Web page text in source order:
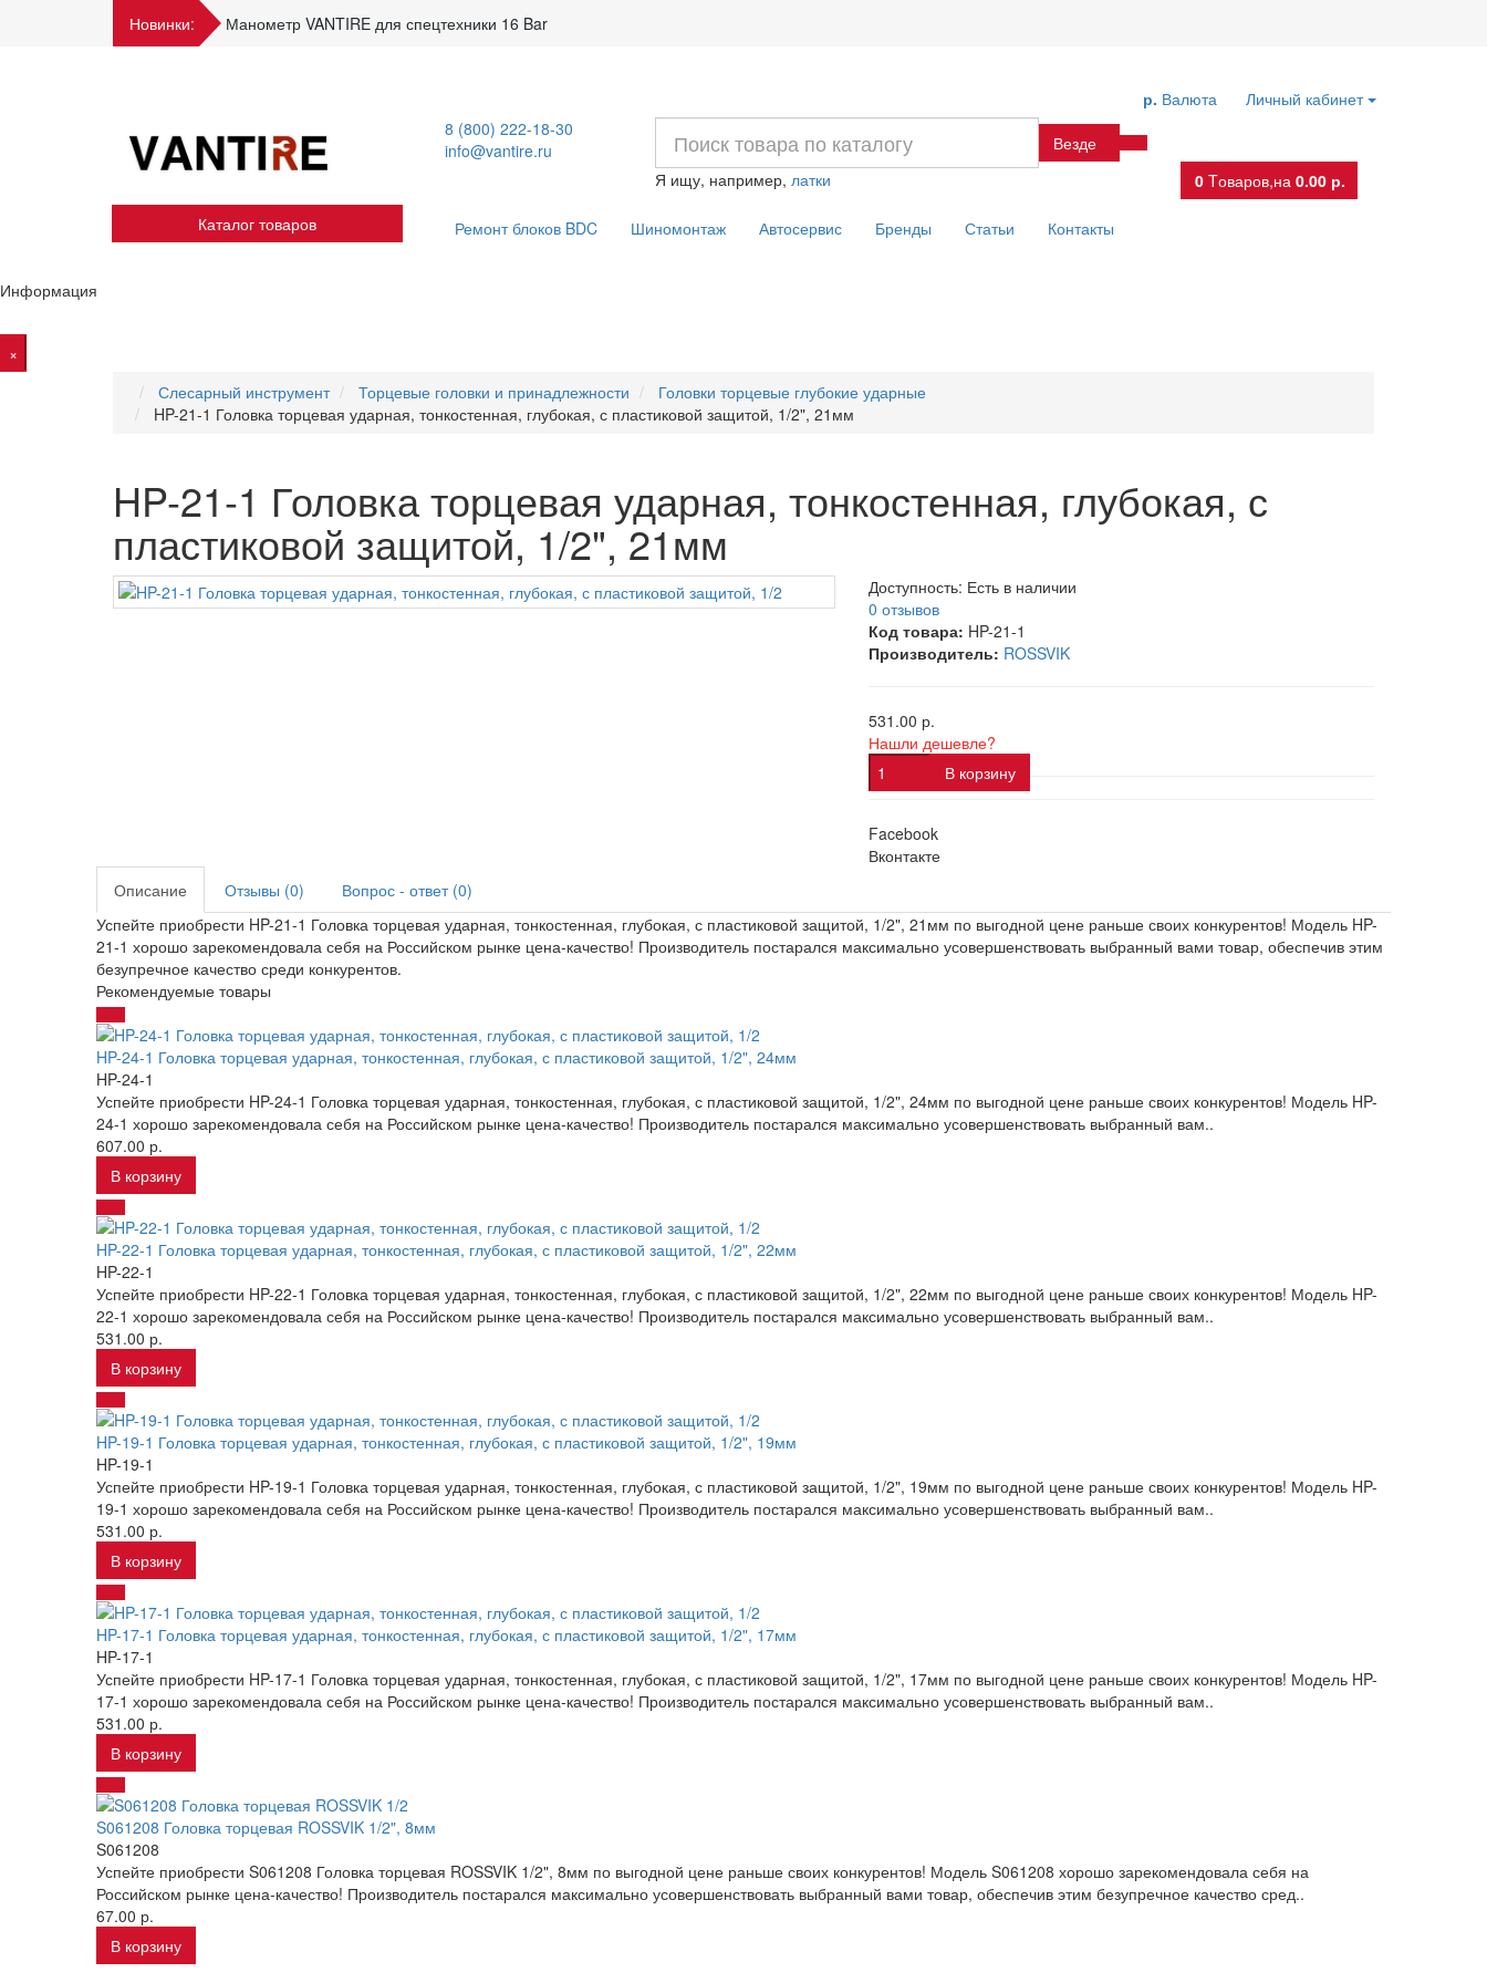
Новинки: Манометр VANTIRE для спецтехники 16 Bar
Личный кабинет
р. Валюта
8 (800) 222-18-30
info@vantire.ru
Везде
Я ищу, например, латки 0 Tоваров,на 0.00 р.
Каталог товаров
Ремонт блоков BDC Шиномонтаж Автосервис Бренды Статьи Контакты
Информация
×
Слесарный инструмент
Торцевые головки и принадлежности
Головки торцевые глубокие ударные
HP-21-1 Головка торцевая ударная, тонкостенная, глубокая, с пластиковой защитой, 1/2", 21мм
HP-21-1 Головка торцевая ударная, тонкостенная, глубокая, с
пластиковой защитой, 1/2", 21мм
Доступность: Есть в наличии
0 отзывов
Код товара: HP-21-1
Производитель: ROSSVIK
531.00 р.
Нашли дешевле?
В корзину
Facebook
Вконтакте
Описание
Отзывы (0)
Вопрос - ответ (0)
Успейте приобрести HP-21-1 Головка торцевая ударная, тонкостенная, глубокая, с пластиковой защитой, 1/2", 21мм по выгодной цене раньше своих конкурентов! Модель HP-
21-1 хорошо зарекомендовала себя на Российском рынке цена-качество! Производитель постарался максимально усовершенствовать выбранный вами товар, обеспечив этим
безупречное качество среди конкурентов.
Рекомендуемые товары
HP-24-1 Головка торцевая ударная, тонкостенная, глубокая, с пластиковой защитой, 1/2", 24мм
HP-24-1
Успейте приобрести HP-24-1 Головка торцевая ударная, тонкостенная, глубокая, с пластиковой защитой, 1/2", 24мм по выгодной цене раньше своих конкурентов! Модель HP-
24-1 хорошо зарекомендовала себя на Российском рынке цена-качество! Производитель постарался максимально усовершенствовать выбранный вам..
607.00 р.
В корзину
HP-22-1 Головка торцевая ударная, тонкостенная, глубокая, с пластиковой защитой, 1/2", 22мм
HP-22-1
Успейте приобрести HP-22-1 Головка торцевая ударная, тонкостенная, глубокая, с пластиковой защитой, 1/2", 22мм по выгодной цене раньше своих конкурентов! Модель HP-
22-1 хорошо зарекомендовала себя на Российском рынке цена-качество! Производитель постарался максимально усовершенствовать выбранный вам..
531.00 р.
В корзину
HP-19-1 Головка торцевая ударная, тонкостенная, глубокая, с пластиковой защитой, 1/2", 19мм
HP-19-1
Успейте приобрести HP-19-1 Головка торцевая ударная, тонкостенная, глубокая, с пластиковой защитой, 1/2", 19мм по выгодной цене раньше своих конкурентов! Модель HP-
19-1 хорошо зарекомендовала себя на Российском рынке цена-качество! Производитель постарался максимально усовершенствовать выбранный вам..
531.00 р.
В корзину
HP-17-1 Головка торцевая ударная, тонкостенная, глубокая, с пластиковой защитой, 1/2", 17мм
HP-17-1
Успейте приобрести HP-17-1 Головка торцевая ударная, тонкостенная, глубокая, с пластиковой защитой, 1/2", 17мм по выгодной цене раньше своих конкурентов! Модель HP-
17-1 хорошо зарекомендовала себя на Российском рынке цена-качество! Производитель постарался максимально усовершенствовать выбранный вам..
531.00 р.
В корзину
S061208 Головка торцевая ROSSVIK 1/2", 8мм
S061208
Успейте приобрести S061208 Головка торцевая ROSSVIK 1/2", 8мм по выгодной цене раньше своих конкурентов! Модель S061208 хорошо зарекомендовала себя на
Российском рынке цена-качество! Производитель постарался максимально усовершенствовать выбранный вами товар, обеспечив этим безупречное качество сред..
67.00 р.
В корзину